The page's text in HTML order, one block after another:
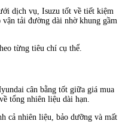
dịch vụ, Isuzu tốt về tiết kiệm
tải đường dài nhờ khung gầm
từng tiêu chí cụ thể.
cân bằng tốt giữa giá mua
tổng nhiên liệu dài hạn.
cả nhiên liệu, bảo dưỡng và mất